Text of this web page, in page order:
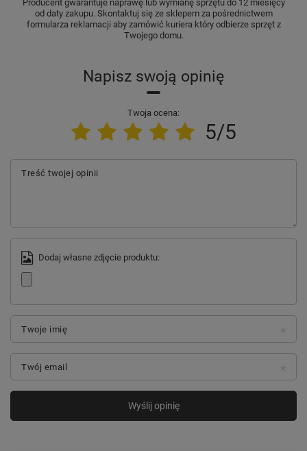
Producent gwarantuje naprawę lub wymianę sprzętu do 12 miesięcy
od daty zakupu. Skontaktuj się ze sklepem za pośrednictwem
formularza reklamacji aby zamówić kuriera który odbierze sprzęt z
Twojego domu.
Napisz swoją opinię
Twoja ocena:
5/5
Treść twojej opinii
Dodaj własne zdjęcie produktu:
Twoje imię
Twój email
Wyślij opinię